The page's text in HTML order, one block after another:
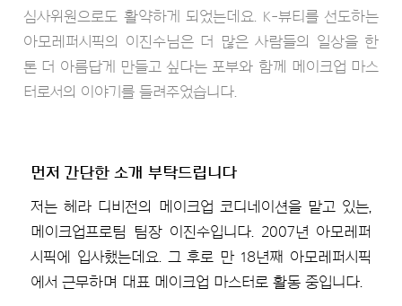
심사위원으로도 활약하게 되었는데요. K-뷰티를 선도하는
아모레퍼시픽의 이진수님은 더 많은 사람들의 일상을 한
톤 더 아름답게 만들고 싶다는 포부와 함께 메이크업 마스
터로서의 이야기를 들려주었습니다.
먼저 간단한 소개 부탁드립니다
저는 헤라 디비전의 메이크업 코디네이션을 맡고 있는,
메이크업프로팀 팀장 이진수입니다. 2007년 아모레퍼
시픽에 입사했는데요. 그 후로 만 18년째 아모레퍼시픽
에서 근무하며 대표 메이크업 마스터로 활동 중입니다.